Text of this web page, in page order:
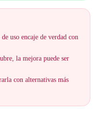
uso encaje de verdad con
la mejora puede ser
con alternativas más